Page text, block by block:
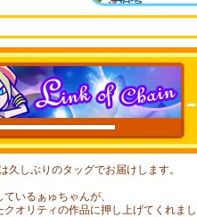
/00:20
久しぶりのタッグでお届けします。
いるぁゅちゃんが、
オリティの作品に押し上げてくれま